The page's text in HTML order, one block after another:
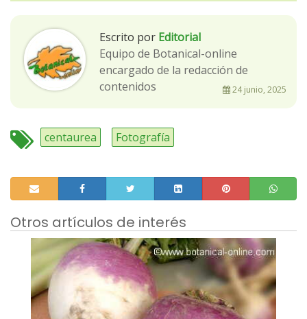
Escrito por Editorial
Equipo de Botanical-online
encargado de la redacción de
contenidos
24 junio, 2025
centaurea Fotografía
Otros artículos de interés